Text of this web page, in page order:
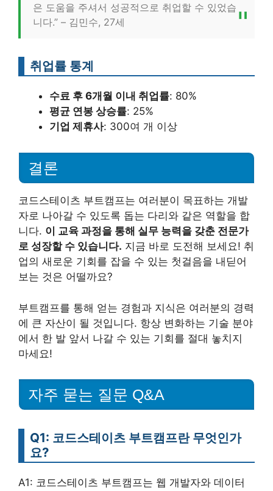
은 도움을 주셔서 성공적으로 취업할 수 있었습
니다.” – 김민수, 27세
취업률 통계
수료 후 6개월 이내 취업률: 80%
평균 연봉 상승률: 25%
기업 제휴사: 300여 개 이상
결론
코드스테이츠 부트캠프는 여러분이 목표하는 개발
자로 나아갈 수 있도록 돕는 다리와 같은 역할을 합
니다. 이 교육 과정을 통해 실무 능력을 갖춘 전문가
로 성장할 수 있습니다. 지금 바로 도전해 보세요! 취
업의 새로운 기회를 잡을 수 있는 첫걸음을 내딛어
보는 것은 어떨까요?
부트캠프를 통해 얻는 경험과 지식은 여러분의 경력
에 큰 자산이 될 것입니다. 항상 변화하는 기술 분야
에서 한 발 앞서 나갈 수 있는 기회를 절대 놓치지
마세요!
자주 묻는 질문 Q&A
Q1: 코드스테이츠 부트캠프란 무엇인가
요?
A1: 코드스테이츠 부트캠프는 웹 개발자와 데이터